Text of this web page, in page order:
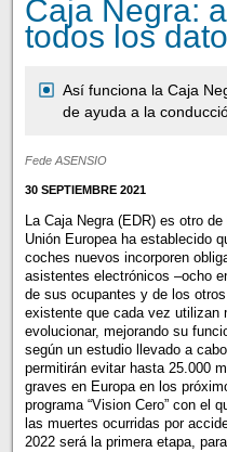
Caja Negra:
todos los
Así funciona la Caja
de ayuda a la
Fede ASENSIO
30 SEPTIEMBRE 2021
La Caja Negra (EDR) es otro
Unión Europea ha establecido
coches nuevos incorporen
asistentes electrónicos –ocho
de sus ocupantes y de los
existente que cada vez utilizan
evolucionar, mejorando su
según un estudio llevado a
permitirán evitar hasta 25.000
graves en Europa en los
programa “Vision Cero” con el
las muertes ocurridas por
2022 será la primera etapa,